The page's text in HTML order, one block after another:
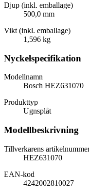
Djup (inkl. emballage)
500,0 mm
Vikt (inkl. emballage)
1,596 kg
Nyckelspecifikation
Modellnamn
Bosch HEZ631070
Produkttyp
Ugnsplåt
Modellbeskrivning
Tillverkarens
HEZ631070
EAN-kod
4242002810027